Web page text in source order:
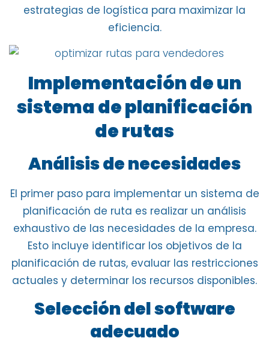
estrategias de logística para maximizar la
eficiencia.
Implementación de un
sistema de planificación
de rutas
Análisis de necesidades
El primer paso para implementar un sistema de
planificación de ruta es realizar un análisis
exhaustivo de las necesidades de la empresa.
Esto incluye identificar los objetivos de la
planificación de rutas, evaluar las restricciones
actuales y determinar los recursos disponibles.
Selección del software
adecuado